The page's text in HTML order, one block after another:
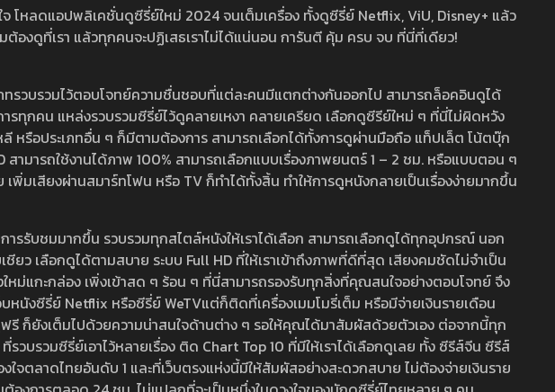
หลดแอปพลิเคชั่นดูซีรี่ย์ใหม่ 2024 จนเต็มเครื่อง ทั้งดูซีรี่ย์ Netflix, ViU, Disney+ แล้ว
องดูที่เรา แล้วทุกคนจะปฏิเสธเราไม่ได้แน่นอน การันตี คุ้ม ครบ จบ ที่นี่ที่เดียว!
รวบรวมไว้ตอบโจทย์ความชื่นชอบที่แต่ละคนมีแตกต่างกันออกไป สามารถล็อคอินดูได้
ทุกคน แหล่งรวบรวมซีรี่ย์ไว้ดูคลายเหงา คลายเครียด เลือกดูซีรีย์ใหม่ ๆ ที่นี่ไม่ผิดหวัง
รือประเภทอื่น ๆ ก็มีตามต้องการ สามารถเลือกได้ทั้งการดูผ่านมือถือ แท็ปเล็ต โน้ตบุ๊ก
มารถใช้งานได้ภาพ 100% สามารถเลือกแบบเรื่องภาพยนตร์ 1 – 2 ชม. หรือแบบตอน ๆ
เสียงผ่านสมาร์ทโฟน หรือ TV ก็ทำได้ทั้งสิ้น ทำให้การดูหนังกลายเป็นเรื่องง่ายมากขึ้น
รรับชมมากขึ้น รวบรวมทุกสไตล์หนังให้เราได้เลือก สามารถเลือกดูได้ทุกอุปกรณ์ นอก
เลือกดูได้ตามสบาย ระบบ Full HD ที่ให้เราเข้าถึงภาพที่ดีที่สุด เสียงคมชัดไม่จำเป็น
ใหม่แกะกล่อง เพิ่งเข้าสด ๆ ร้อน ๆ ที่นี่สามารถรองรับทุกสิ่งที่คุณสนใจอย่างตอบโจทย์ จึง
หนังซีรี่ย์ Netflix หรือซีรี่ย์ WeTVแต่ก็ติดที่เครื่องเมมโมรี่เต็ม หรือมีจ่ายเงินรายเดือน
ก็ยังเต็มไปด้วยความน่าสนใจด้านต่าง ๆ รอให้คุณได้มาสัมผัสด้วยตัวเอง ต่อจากนี้ทุก
รวมซีรี่ย์เอาไว้หลายเรื่อง ติด Chart Top 10 ที่มีให้เราได้เลือกดูเลย ทั้ง ซีรีส์จีน ซีรีส์
ลาดไทยอันดับ 1 และที่เว็บตรงแห่งนี้มีให้สัมผัสอย่างสะดวกสบาย ไม่ต้องจ่ายเงินราย